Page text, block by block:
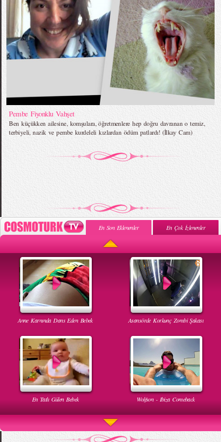
Pembe Fiyonklu Vahşet
Ben küçükken ailesine, komşulara, öğretmenlere hep doğru davranan o temiz,
terbiyeli, nazik ve pembe kurdeleli kızlardan ödüm patlardı! (İlkay Cam)
En Son Eklenenler En Çok İzlenenler
Anne Karnında Dans Eden Bebek Asansörde Korkunç Zombi Şakası
En Tatlı Gülen Bebek Wolfson - Ibiza Comeback